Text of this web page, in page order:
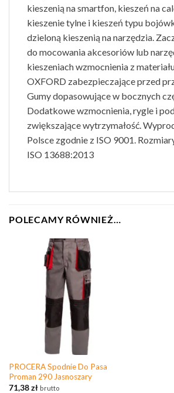
kieszenią na smartfon, kieszeń na
kieszenie tylne i kieszeń typu
dzieloną kieszenią na narzędzia.
do mocowania akcesoriów lub
kieszeniach wzmocnienia z
OXFORD zabezpieczające przed
Gumy dopasowujące w bocznych
Dodatkowe wzmocnienia, rygle i
zwiększające wytrzymałość.
Polsce zgodnie z ISO 9001.
ISO 13688:2013
POLECAMY RÓWNIEŻ…
PROCERA Spodnie Do Pasa
Proman 290 Jasnoszary
71,38zł brutto